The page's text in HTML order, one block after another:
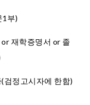
1부)
재학증명서 or 졸
검정고시자에 한함)